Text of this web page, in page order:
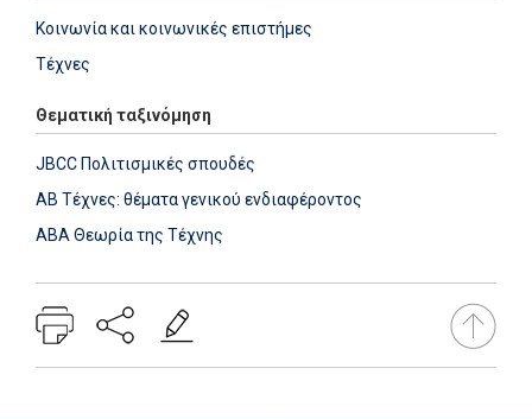
Κοινωνία και κοινωνικές επιστήμες
Τέχνες
Θεματική ταξινόμηση
JBCC Πολιτισμικές σπουδές
AB Τέχνες: θέματα γενικού ενδιαφέροντος
ABA Θεωρία της Τέχνης